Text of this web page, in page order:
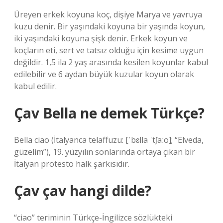
Üreyen erkek koyuna koç, dişiye Marya ve yavruya
kuzu denir. Bir yaşındaki koyuna bir yaşında koyun,
iki yaşındaki koyuna şişk denir. Erkek koyun ve
koçların eti, sert ve tatsız olduğu için kesime uygun
değildir. 1,5 ila 2 yaş arasında kesilen koyunlar kabul
edilebilir ve 6 aydan büyük kuzular koyun olarak
kabul edilir.
Çav Bella ne demek Türkçe?
Bella ciao (İtalyanca telaffuzu: [ˈbɛlla ˈtʃaːo]; “Elveda,
güzelim”), 19. yüzyılın sonlarında ortaya çıkan bir
İtalyan protesto halk şarkısıdır.
Çav çav hangi dilde?
“ciao” teriminin Türkçe-İngilizce sözlükteki